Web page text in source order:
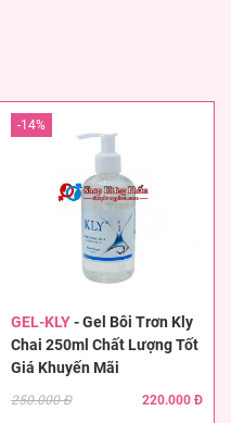
GEL-KLY-Gel Bôi Trơn Kly
Chai 250ml Chất Lượng Tốt
Giá Khuyến Mãi
250.000 Đ 220.000 Đ
-14%